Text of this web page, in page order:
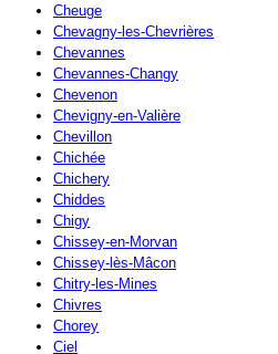
Cheuge
Chevagny-les-Chevrières
Chevannes
Chevannes-Changy
Chevenon
Chevigny-en-Valière
Chevillon
Chichée
Chichery
Chiddes
Chigy
Chissey-en-Morvan
Chissey-lès-Mâcon
Chitry-les-Mines
Chivres
Chorey
Ciel